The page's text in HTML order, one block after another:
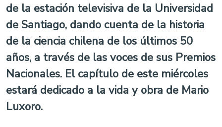
de la estación televisiva de la Universidad
de Santiago, dando cuenta de la historia
de la ciencia chilena de los últimos 50
años, a través de las voces de sus Premios
Nacionales. El capítulo de este miércoles
estará dedicado a la vida y obra de Mario
Luxoro.